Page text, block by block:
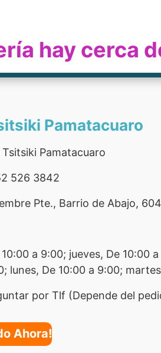
hay cerca
Pamatacuaro
Pamatacuaro
526 3842
Pte., Barrio de Abajo,
a 9:00; jueves, De 10:00
lunes, De 10:00 a 9:00;
por Tlf (Depende del
Ahora!